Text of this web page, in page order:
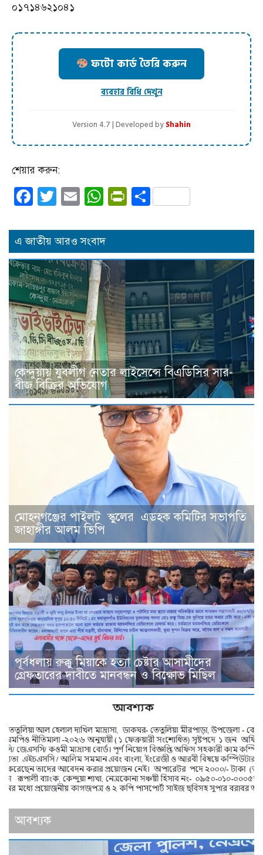
০১৭১৪৬২১০৪১
ফটো কার্ড তৈরি করুন
ব্যবহার বিধি দেখুন
Version 4.7 | Developed byShahin
শেয়ার করুন:
Facebook
Twitter
EmailWhatsApp
PrintFriendly
Share
এ জাতীয় আরও সংবাদ
কেন্দুয়ায় যুবলীগ নেতার লাইসেন্সে বিএডিসির সার-
বীজ বিক্রির অভিযোগ
মোহনগঞ্জের পাইলট স্কুলের এডহক কমিটির সভাপতি
জাহাঙ্গীর আলম ভিপি
পূর্বধলায় রুক্কু মিয়াকে হত্যা চেষ্টার আসামীদের
গ্রেফতারের দাবীতে মানবন্ধন ও বিক্ষোভ মিছিল
আবশ্যক